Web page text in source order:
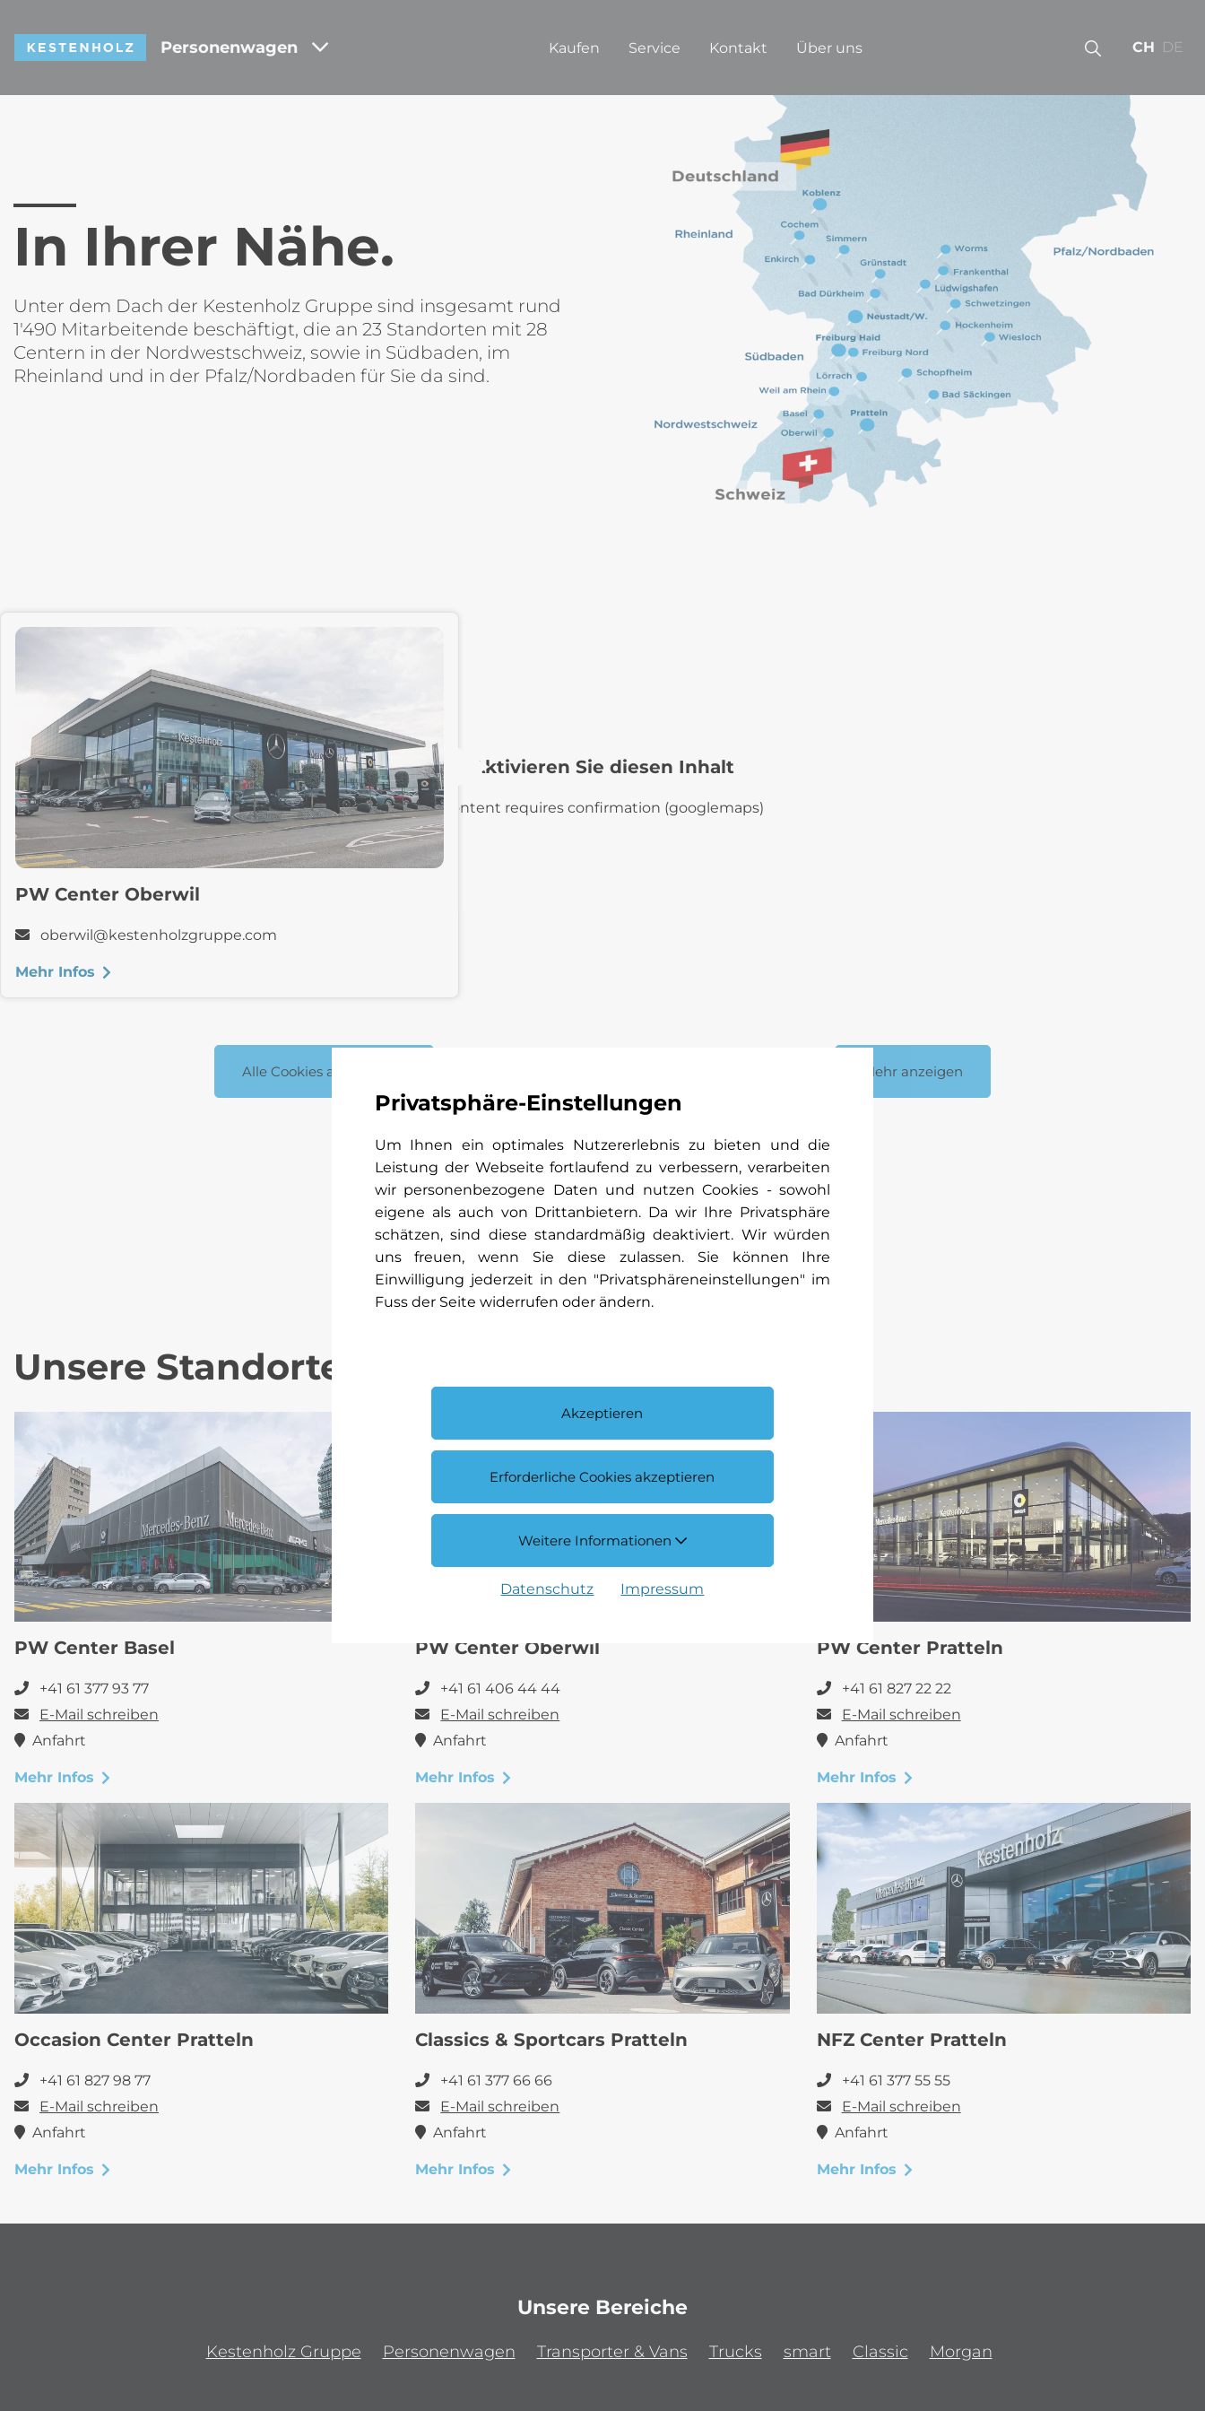
Privatsphäre-Einstellungen
Um Ihnen ein optimales Nutzererlebnis zu bieten und die
Leistung der Webseite fortlaufend zu verbessern, verarbeiten
wir personenbezogene Daten und nutzen Cookies - sowohl
eigene als auch von Drittanbietern. Da wir Ihre Privatsphäre
schätzen, sind diese standardmäßig deaktiviert. Wir würden
uns freuen, wenn Sie diese zulassen. Sie können Ihre
Einwilligung jederzeit in den "Privatsphäreneinstellungen" im
Fuss der Seite widerrufen oder ändern.
Akzeptieren
Erforderliche Cookies akzeptieren
Weitere Informationen
Datenschutz Impressum
Personenwagen Kaufen Service Kontakt Über uns CH DE
In Ihrer Nähe.
Unter dem Dach der Kestenholz Gruppe sind insgesamt rund
1'490 Mitarbeitende beschäftigt, die an 23 Standorten mit 28
Centern in der Nordwestschweiz, sowie in Südbaden, im
Rheinland und in der Pfalz/Nordbaden für Sie da sind.
Aktivieren Sie diesen Inhalt
Content requires confirmation (googlemaps)
Alle Cookies akzeptieren Mehr anzeigen
PW Center Oberwil
oberwil@kestenholzgruppe.com
Mehr Infos
Unsere Standorte
PW Center Basel
+41 61 377 93 77
E-Mail schreiben
Anfahrt
Mehr Infos
PW Center Oberwil
+41 61 406 44 44
E-Mail schreiben
Anfahrt
Mehr Infos
PW Center Pratteln
+41 61 827 22 22
E-Mail schreiben
Anfahrt
Mehr Infos
Occasion Center Pratteln
+41 61 827 98 77
E-Mail schreiben
Anfahrt
Mehr Infos
Classics & Sportcars Pratteln
+41 61 377 66 66
E-Mail schreiben
Anfahrt
Mehr Infos
NFZ Center Pratteln
+41 61 377 55 55
E-Mail schreiben
Anfahrt
Mehr Infos
Unsere Bereiche
Kestenholz Gruppe Personenwagen Transporter & Vans Trucks smart Classic Morgan